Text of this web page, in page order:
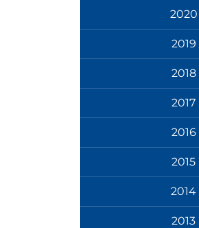
2020
2019
2018
2017
2016
2015
2014
2013